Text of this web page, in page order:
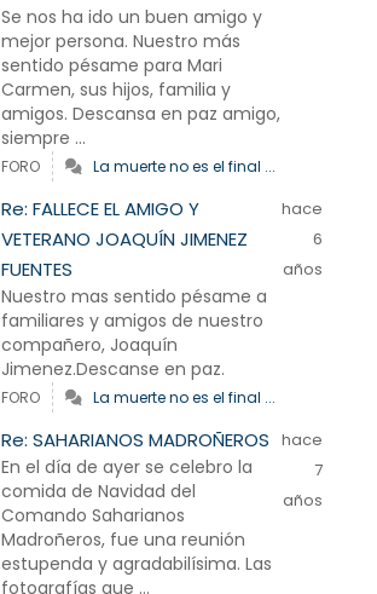
Se nos ha ido un buen amigo y
mejor persona. Nuestro más
sentido pésame para Mari
Carmen, sus hijos, familia y
amigos. Descansa en paz amigo,
siempre ...
FORO La muerte no es el final ...
Re: FALLECE EL AMIGO Y
VETERANO JOAQUÍN JIMENEZ
FUENTES
Nuestro mas sentido pésame a
familiares y amigos de nuestro
compañero, Joaquín
Jimenez.Descanse en paz.
hace
6
años
FORO La muerte no es el final ...
Re: SAHARIANOS MADROÑEROS
En el día de ayer se celebro la
comida de Navidad del
Comando Saharianos
Madroñeros, fue una reunión
estupenda y agradabilísima. Las
fotografías que ...
hace
7
años